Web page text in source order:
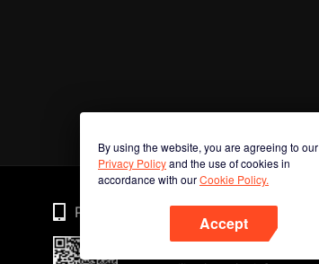
By using the website, you are agreeing to our
Privacy Policyand the use of cookies in
accordance with ourCookie Policy.
Accept
Phone